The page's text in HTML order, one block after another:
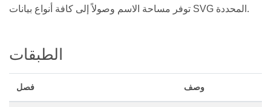
توفر مساحة الاسم وصولاً إلى كافة أنواع بيانات SVG المحددة.
الطبقات
فصل وصف